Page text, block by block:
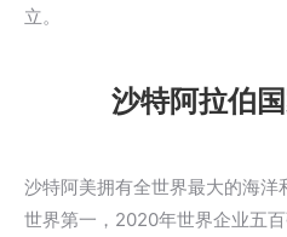
立。
沙特阿拉伯
沙特阿美拥有全世界最大的海洋
世界第一，2020年世界企业五